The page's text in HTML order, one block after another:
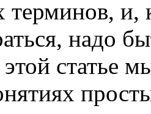
и,
надо
статье